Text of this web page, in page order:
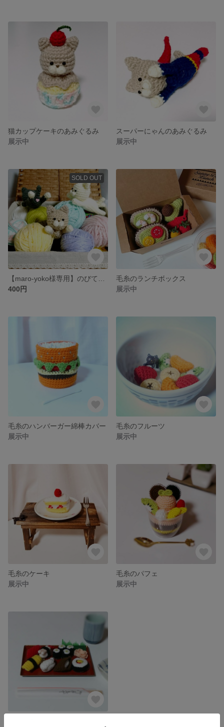
猫カップケーキのあみぐるみ
展示中
スーパーにゃんのあみぐるみ
展示中
SOLD OUT
400円
毛糸のランチボックス
展示中
毛糸のハンバーガー綿棒カバー
展示中
毛糸のフルーツ
展示中
毛糸のケーキ
展示中
毛糸のパフェ
展示中